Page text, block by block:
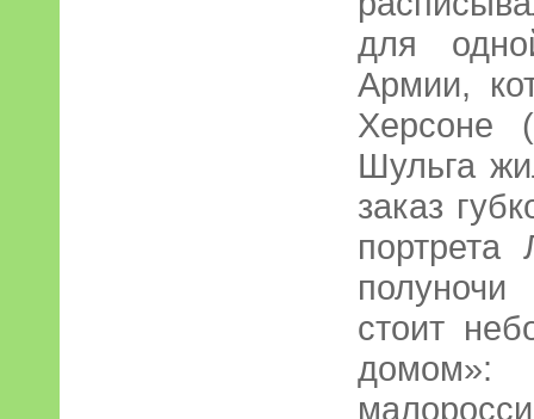
для
Армии,
Херсоне
Шульга
заказ
стоит